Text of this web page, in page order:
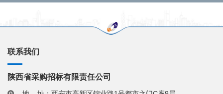
联系我们
陕西省采购招标有限责任公司